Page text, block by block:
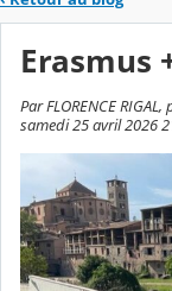
Erasmus
Par FLORENCE
samedi 25 avril 2026